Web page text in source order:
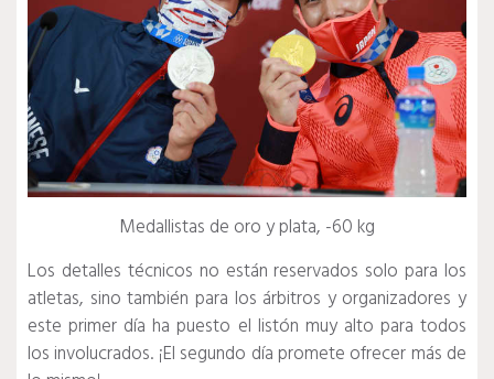
Medallistas de oro y plata, -60 kg
Los detalles técnicos no están reservados solo para los
atletas, sino también para los árbitros y organizadores y
este primer día ha puesto el listón muy alto para todos
los involucrados. ¡El segundo día promete ofrecer más de